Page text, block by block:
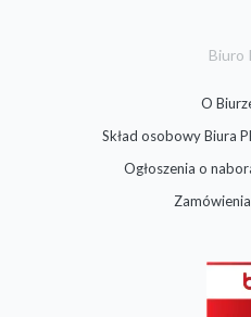
Biuro
O
Skład osobowy Biura
Ogłoszenia o